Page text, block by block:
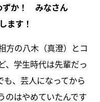
か！ みなさん
ます！
方の八木（真澄）とコ
、学生時代は先輩だっ
も、芸人になってから
のはやめていたんです